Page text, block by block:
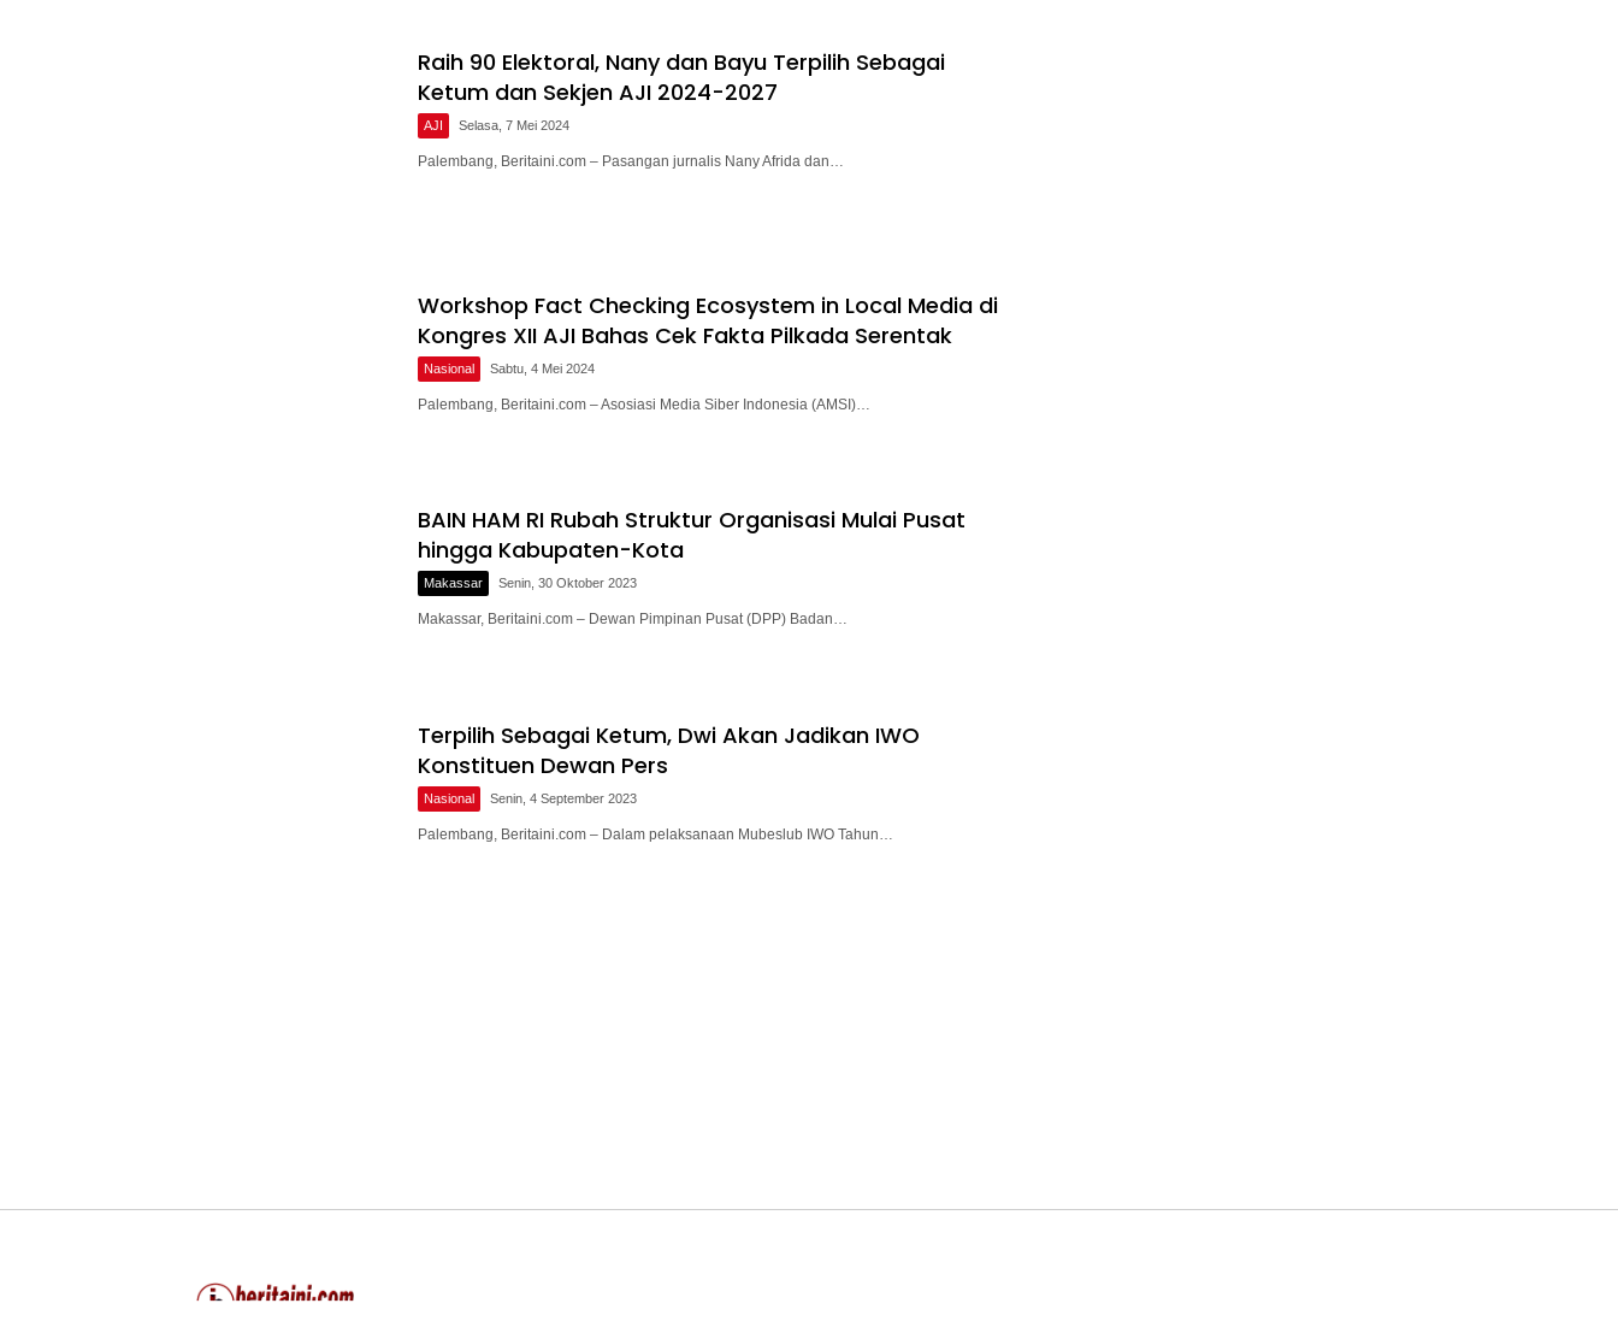
Raih 90 Elektoral, Nany dan Bayu Terpilih Sebagai
Ketum dan Sekjen AJI 2024-2027
AJI Selasa, 7 Mei 2024
Palembang, Beritaini.com – Pasangan jurnalis Nany Afrida dan…
Workshop Fact Checking Ecosystem in Local Media di
Kongres XII AJI Bahas Cek Fakta Pilkada Serentak
Nasional Sabtu, 4 Mei 2024
Palembang, Beritaini.com – Asosiasi Media Siber Indonesia (AMSI)…
BAIN HAM RI Rubah Struktur Organisasi Mulai Pusat
hingga Kabupaten-Kota
Makassar Senin, 30 Oktober 2023
Makassar, Beritaini.com – Dewan Pimpinan Pusat (DPP) Badan…
Terpilih Sebagai Ketum, Dwi Akan Jadikan IWO
Konstituen Dewan Pers
Nasional Senin, 4 September 2023
Palembang, Beritaini.com – Dalam pelaksanaan Mubeslub IWO Tahun…